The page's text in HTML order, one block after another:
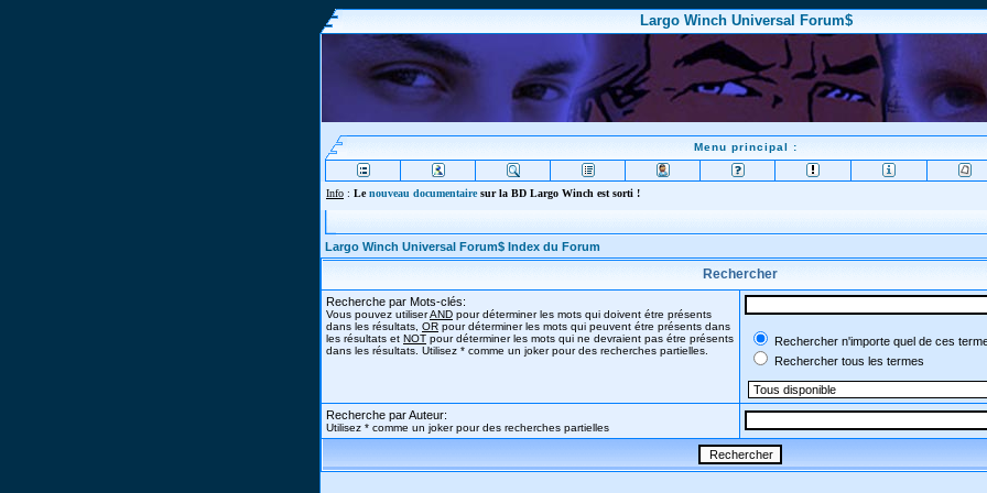
Largo Winch Universal Forum$
Menu principal :
Info : Lenouveau documentairesur la BD Largo Winch est sorti !
Largo Winch Universal Forum$ Index du Forum
Rechercher
Recherche par Mots-clés:
Vous pouvez utiliserAND pour déterminer les mots qui doivent étre présents
dans les résultats, OR pour déterminer les mots qui peuvent étre présents dans
les résultats et NOT pour déterminer les mots qui ne devraient pas étre présents
dans les résultats. Utilisez * comme un joker pour des recherches partielles.
Rechercher n'importe quel de ces
Rechercher tous les termes
Recherche par Auteur:
Utilisez * comme un joker pour des recherches partielles